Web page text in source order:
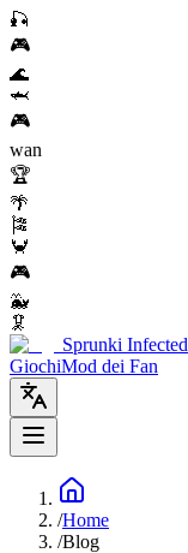
🎣
🎮
🌊
🦈
🎮
wan
🏆
🌴
🎏
🦀
🎮
🐳
🦑
Sprunki Infected
GiochiMod dei Fan
/Home
/Blog